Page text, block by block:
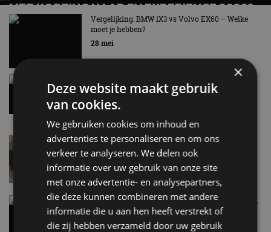
MET KORTING NAAR EV EXPERIENCE 2026?
AUTORAI REGELT HET!
EV Experience 2026 van 24 tot 26 september
Vergelijking: BMW iX3 vs Volvo EX60 – Welke
moet je hebben?
28 mei
7 aug
Lamborghini Revuelto eert 60 jaar Miura met
speciale editie
6 aug
Carbon fibre op je laadkabel: nergens voor nodig,
en precies daarom geweldig
5 aug
×
Deze website maakt gebruik
van cookies.
We gebruiken cookies om inhoud en
advertenties te personaliseren en om ons
verkeer te analyseren. We delen ook
informatie over uw gebruik van onze site
met onze advertentie- en analysepartners,
die deze kunnen combineren met andere
informatie die u aan hen heeft verstrekt of
die zij hebben verzameld door uw gebruik